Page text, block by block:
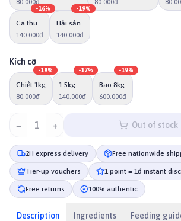
80.000đ
80.000đ
Cá thu
140.000đ
-16%
Hải sản
140.000đ
-19%
Kích cỡ
Chiết 1kg
80.000đ
-19%
1.5kg
140.000đ
-17%
Bao 8kg
600.000đ
-19%
− 1 + Out of stock
2H express delivery Free nationwide
Tier-up vouchers 1 point = 1đ instant
Free returns 100% authentic
Description Ingredients Feeding